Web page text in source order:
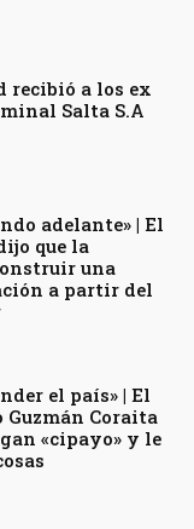
recibió a los ex
Salta S.A
adelante» | El
que la
una
a partir del
el país» | El
Coraita
«cipayo» y le